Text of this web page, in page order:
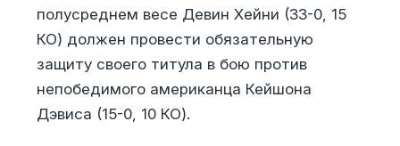
полусреднем весе Девин Хейни (33-0, 15
КО) должен провести обязательную
защиту своего титула в бою против
непобедимого американца Кейшона
Дэвиса (15-0, 10 КО).